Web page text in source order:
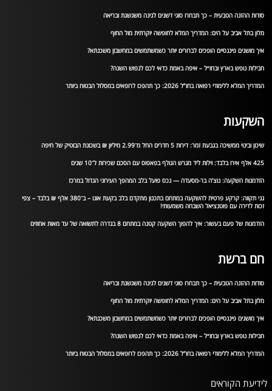
סודות ההזנה הטבעית – כך תבחרו סוגי דשנים לגינה משגשגת ובריאה
מלון בתל אביב על הים: המדריך המלא לחופשה יוקרתית מול החוף
איך מושגים פיננסיים הופכים לברורים יותר כשמשתמשים במחשבון משכנתא?
חבילות נופש בארץ ובחו״ל – איפה באמת כדאי לכם לנפוש השנה?
המדריך המלא ללימודי רפואה בחו”ל 2026: כך תהפכו לרופאים במסלול הבטוח ביותר
השקעות
שיכון ובינוי ממשיכה בגבעת זמר: דירות 5 חדרים החל מ־2.99 מיליון ₪ בשכונת הבוטיק של חיפה
425 אלף אירו בלבד: וילות ליד מגרש הגולף בפאפוס עם הסכם שכירות ל־10 שנים
הזדמנות השקעה: נוצ’ה בר-מסעדה — נכס פועל בלב המהפך העירוני הגדול במרכז
גני תקווה: קרקע פרטית להשקעה במתחם בתכנון מתקדם בלב בקעת אונו – ב־380 אלף ₪ בלבד – צפי
זכות לדירה עם פוטנציאל השבחה משמעותי!
הזדמנות של פעם בעשור: איך להפוך השקעה קטנה במתחם 8 בגדרה לתשואה של עד מאות אחוזים
חם ברשת
סודות ההזנה הטבעית – כך תבחרו סוגי דשנים לגינה משגשגת ובריאה
מלון בתל אביב על הים: המדריך המלא לחופשה יוקרתית מול החוף
איך מושגים פיננסיים הופכים לברורים יותר כשמשתמשים במחשבון משכנתא?
חבילות נופש בארץ ובחו״ל – איפה באמת כדאי לכם לנפוש השנה?
המדריך המלא ללימודי רפואה בחו”ל 2026: כך תהפכו לרופאים במסלול הבטוח ביותר
לידיעת הקוראים